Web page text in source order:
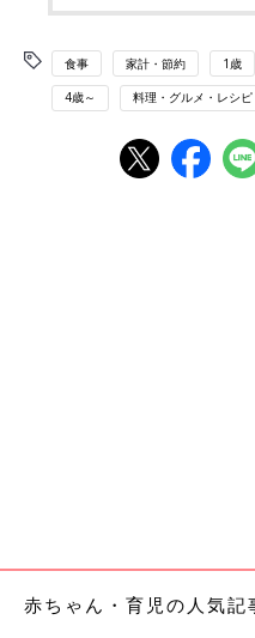
食事 家計・節約 1歳
4歳～ 料理・グルメ・レシピ
赤ちゃん・育児の人気記